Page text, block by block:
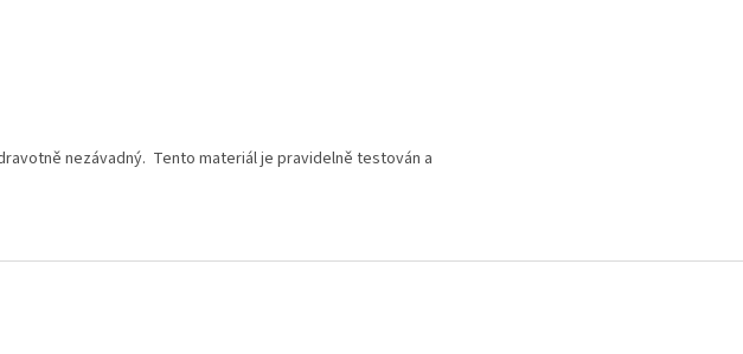
nezávadný. Tento materiál je pravidelně testován a